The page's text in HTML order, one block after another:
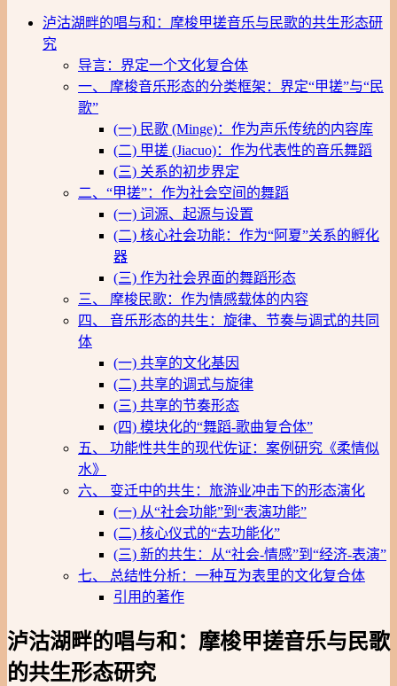
泸沽湖畔的唱与和：摩梭甲搓音乐与民歌的共生形态研
究
导言：界定一个文化复合体
一、 摩梭音乐形态的分类框架：界定“甲搓”与“民
歌”
(一) 民歌 (Minge)：作为声乐传统的内容库
(二) 甲搓 (Jiacuo)：作为代表性的音乐舞蹈
(三) 关系的初步界定
二、“甲搓”：作为社会空间的舞蹈
(一) 词源、起源与设置
(二) 核心社会功能：作为“阿夏”关系的孵化
器
(三) 作为社会界面的舞蹈形态
三、 摩梭民歌：作为情感载体的内容
四、 音乐形态的共生：旋律、节奏与调式的共同
体
(一) 共享的文化基因
(二) 共享的调式与旋律
(三) 共享的节奏形态
(四) 模块化的“舞蹈-歌曲复合体”
五、 功能性共生的现代佐证：案例研究《柔情似
水》
六、 变迁中的共生：旅游业冲击下的形态演化
(一) 从“社会功能”到“表演功能”
(二) 核心仪式的“去功能化”
(三) 新的共生：从“社会-情感”到“经济-表演”
七、 总结性分析：一种互为表里的文化复合体
引用的著作
泸沽湖畔的唱与和：摩梭甲搓音乐与民歌
的共生形态研究